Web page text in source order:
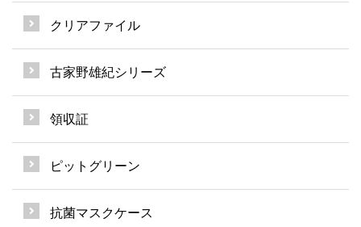
クリアファイル
古家野雄紀シリーズ
領収証
ピットグリーン
抗菌マスクケース